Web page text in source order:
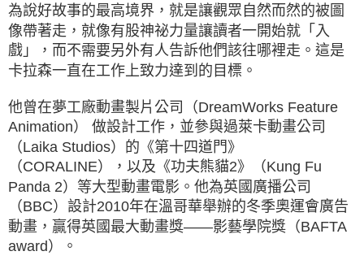
為說好故事的最高境界，就是讓觀眾自然而然的被圖
像帶著走，就像有股神祕力量讓讀者一開始就「入
戲」，而不需要另外有人告訴他們該往哪裡走。這是
卡拉森一直在工作上致力達到的目標。
他曾在夢工廠動畫製片公司（DreamWorks Feature
Animation） 做設計工作，並參與過萊卡動畫公司
（Laika Studios）的《第十四道門》
（CORALINE），以及《功夫熊貓2》（Kung Fu
Panda 2）等大型動畫電影。他為英國廣播公司
（BBC）設計2010年在溫哥華舉辦的冬季奧運會廣告
動畫，贏得英國最大動畫獎——影藝學院獎（BAFTA
award）。